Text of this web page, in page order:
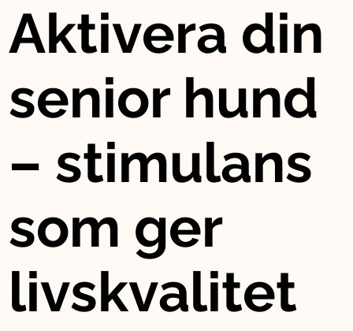
Aktivera din
senior hund
– stimulans
som ger
livskvalitet